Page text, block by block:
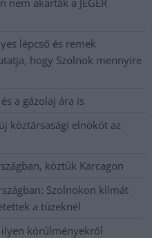
lépcső és remek
hogy Szolnok mennyire
a gázolaj ára is
köztársasági elnököt az
köztük Karcagon
Szolnokon klímát
a tüzeknél
körülményekről